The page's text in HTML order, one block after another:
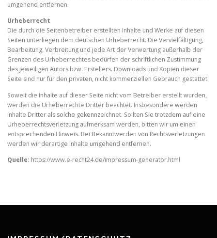
umgehend entfernen.
Urheberrecht
Die durch die Seitenbetreiber erstellten Inhalte und Werke auf diesen
Seiten unterliegen dem deutschen Urheberrecht. Die Vervielfältigung,
Bearbeitung, Verbreitung und jede Art der Verwertung außerhalb der
Grenzen des Urheberrechtes bedürfen der schriftlichen Zustimmung
des jeweiligen Autors bzw. Erstellers. Downloads und Kopien dieser
Seite sind nur für den privaten, nicht kommerziellen Gebrauch gestattet.
Soweit die Inhalte auf dieser Seite nicht vom Betreiber erstellt wurden,
werden die Urheberrechte Dritter beachtet. Insbesondere werden
Inhalte Dritter als solche gekennzeichnet. Sollten Sie trotzdem auf eine
Urheberrechtsverletzung aufmerksam werden, bitten wir um einen
entsprechenden Hinweis. Bei Bekanntwerden von Rechtsverletzungen
werden wir derartige Inhalte umgehend entfernen.
Quelle: https://www.e-recht24.de/impressum-generator.html